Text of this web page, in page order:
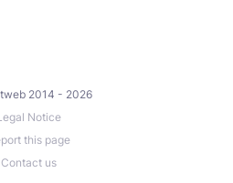
2014 - 2026
Notice
this page
Contact us